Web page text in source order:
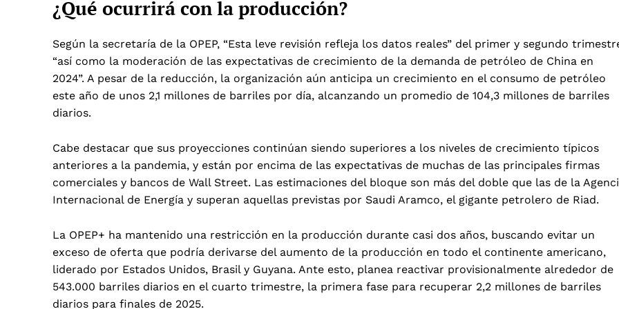
¿Qué ocurrirá con la producción?
Según la secretaría de la OPEP, “Esta leve revisión refleja los datos reales” del primer y segundo
“así como la moderación de las expectativas de crecimiento de la demanda de petróleo de China en
2024”. A pesar de la reducción, la organización aún anticipa un crecimiento en el consumo de petróleo
este año de unos 2,1 millones de barriles por día, alcanzando un promedio de 104,3 millones de barriles
diarios.
Cabe destacar que sus proyecciones continúan siendo superiores a los niveles de crecimiento típicos
anteriores a la pandemia, y están por encima de las expectativas de muchas de las principales firmas
comerciales y bancos de Wall Street. Las estimaciones del bloque son más del doble que las de la
Internacional de Energía y superan aquellas previstas por Saudi Aramco, el gigante petrolero de Riad.
La OPEP+ ha mantenido una restricción en la producción durante casi dos años, buscando evitar un
exceso de oferta que podría derivarse del aumento de la producción en todo el continente americano,
liderado por Estados Unidos, Brasil y Guyana. Ante esto, planea reactivar provisionalmente alrededor de
543.000 barriles diarios en el cuarto trimestre, la primera fase para recuperar 2,2 millones de barriles
diarios para finales de 2025.